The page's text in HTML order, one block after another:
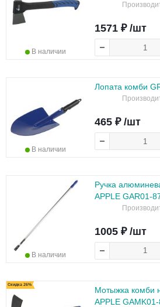
В наличии
1571 ₽ /шт
Лопата комби
В наличии
465 ₽ /шт
Ручка
APPLE GAR01-
В наличии
1005 ₽ /шт
Скидка 26%
Мотыжка комби
APPLE